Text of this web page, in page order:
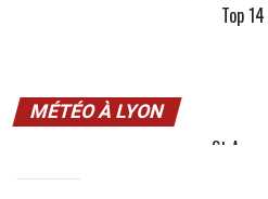
Top 14
MÉTÉO À LYON
St Amour